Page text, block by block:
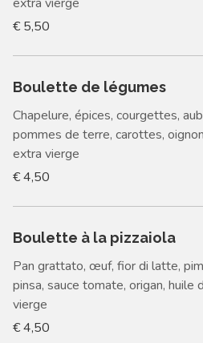
€ 5,50
Boulette de légumes
Chapelure, épices, courgettes,
pommes de terre, carottes,
extra vierge
€ 4,50
Boulette à la pizzaiola
Pan grattato, œuf, fior di latte,
pinsa, sauce tomate, origan, huile
vierge
€ 4,50